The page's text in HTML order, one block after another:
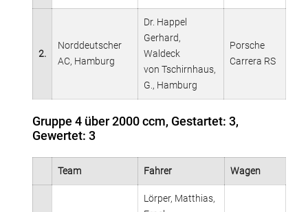
2.
Norddeutscher
AC, Hamburg
Dr. Happel
Gerhard,
Waldeck
von Tschirnhaus,
G., Hamburg
Porsche
Carrera RS
Gruppe 4 über 2000 ccm, Gestartet: 3,
Gewertet: 3
Team Fahrer Wagen
Lörper, Matthias,